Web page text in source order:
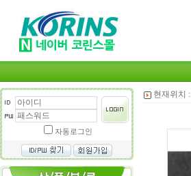
자동로그인
현재위치 :